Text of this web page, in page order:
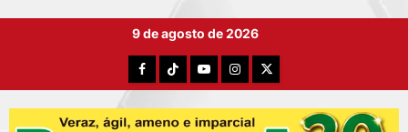
9 de agosto de 2026
FacebookTikTokYouTubeInstagram
X